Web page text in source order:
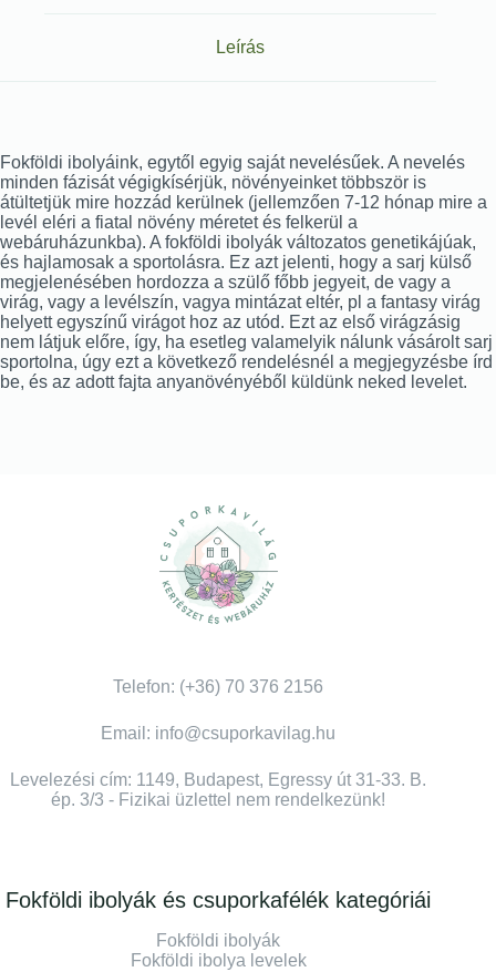
Leírás
Fokföldi ibolyáink, egytől egyig saját nevelésűek. A nevelés
minden fázisát végigkísérjük, növényeinket többször is
átültetjük mire hozzád kerülnek (jellemzően 7-12 hónap mire a
levél eléri a fiatal növény méretet és felkerül a
webáruházunkba). A fokföldi ibolyák változatos genetikájúak,
és hajlamosak a sportolásra. Ez azt jelenti, hogy a sarj külső
megjelenésében hordozza a szülő főbb jegyeit, de vagy a
virág, vagy a levélszín, vagya mintázat eltér, pl a fantasy virág
helyett egyszínű virágot hoz az utód. Ezt az első virágzásig
nem látjuk előre, így, ha esetleg valamelyik nálunk vásárolt sarj
sportolna, úgy ezt a következő rendelésnél a megjegyzésbe írd
be, és az adott fajta anyanövényéből küldünk neked levelet.
Telefon: (+36) 70 376 2156
Email: info@csuporkavilag.hu
Levelezési cím: 1149, Budapest, Egressy út 31-33. B.
ép. 3/3 - Fizikai üzlettel nem rendelkezünk!
Fokföldi ibolyák és csuporkafélék kategóriái
Fokföldi ibolyák
Fokföldi ibolya levelek